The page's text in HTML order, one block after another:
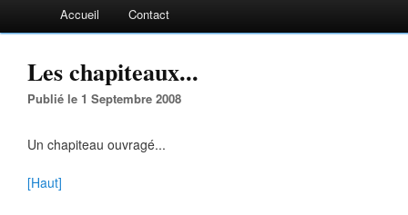
Accueil Contact
Les chapiteaux...
Publié le 1 Septembre 2008
Un chapiteau ouvragé...
[Haut]